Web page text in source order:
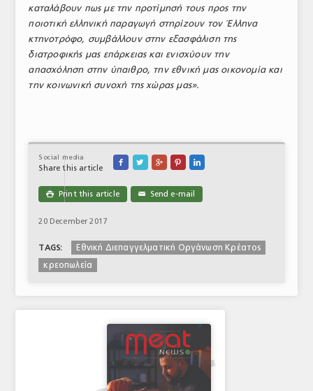
καταλάβουν πως με την προτίμησή τους προς την
ποιοτική ελληνική παραγωγή στηρίζουν τον Έλληνα
κτηνοτρόφο, συμβάλλουν στην εξασφάλιση της
διατροφικής μας επάρκειας και ενισχύουν την
απασχόληση στην ύπαιθρο, την εθνική μας οικονομία και
την κοινωνική συνοχή της χώρας μας».
Social media
Share this article
    
 Print this article ✉ Send e-mail
20 December 2017
TAGS:
Εθνική Διεπαγγελματική Οργάνωση Κρέατος
κρεοπωλεία